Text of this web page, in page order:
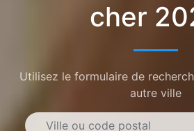
cher
Utilisez le formulaire de
autre ville